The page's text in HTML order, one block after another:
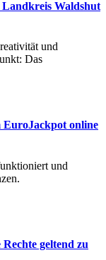
Waldshut
und
Das
online
und
geltend zu